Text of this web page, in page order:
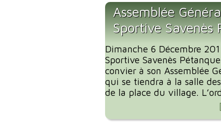
Assemblée
Sportive Savenès
Dimanche 6 Décembre
Sportive Savenès
convier à son Assemblée
qui se tiendra à la salle
de la place du village.